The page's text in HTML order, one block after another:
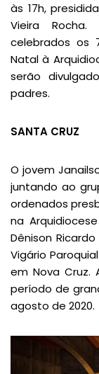
às 17h,
Vieira
celebrados os
Natal à
serão
padres.
SANTA CRUZ
O jovem
juntando ao
ordenados
na
Dênison
Vigário
em Nova Cruz.
período de
agosto de 2020.